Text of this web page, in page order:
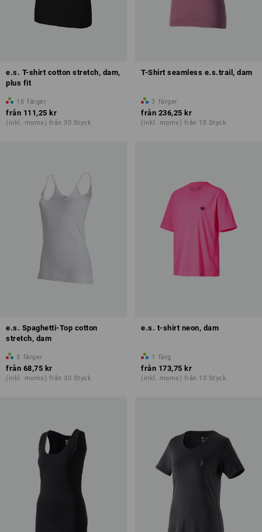
e.s. T-shirt cotton stretch, dam,
plus fit
18 färger
från 111,25 kr
(inkl. moms) från 30 Styck
T-Shirt seamless e.s.trail, dam
3 färger
från 236,25 kr
(inkl. moms) från 10 Styck
e.s. Spaghetti-Top cotton
stretch, dam
3 färger
från 68,75 kr
(inkl. moms) från 30 Styck
e.s. t-shirt neon, dam
1 färg
från 173,75 kr
(inkl. moms) från 10 Styck